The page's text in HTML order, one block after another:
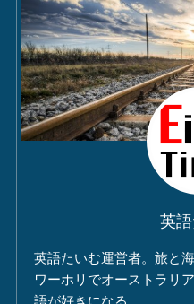
英
英語たいむ運営者。旅と
ワーホリでオーストラリ
語が好きになる。